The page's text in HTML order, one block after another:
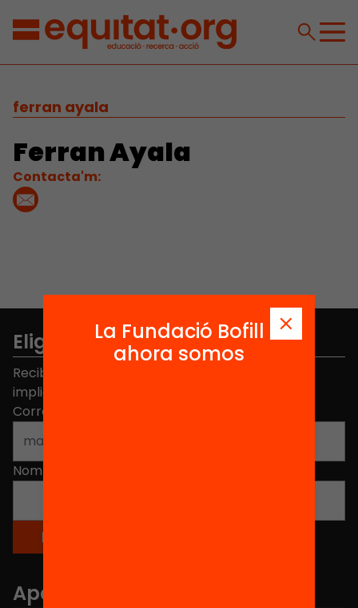
ferran ayala
Ferran Ayala
Contacta'm:
Elige equidad
Recibe contenidos, iniciativas y proyectos para
implicarte.
Correo electrónico
Nombre
Apartados
La Fundació Bofill
ahora somos